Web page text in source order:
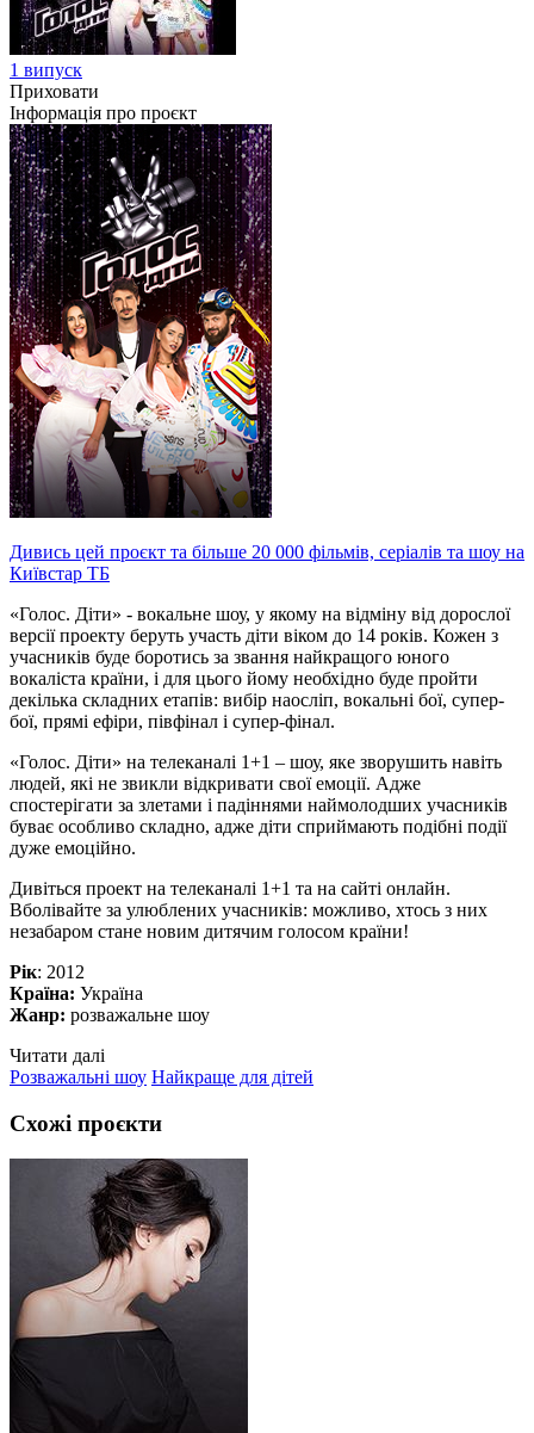
1 випуск
Приховати
Інформація про проєкт
Дивись цей проєкт та більше 20 000 фільмів, серіалів та шоу на
Київстар ТБ
«Голос. Діти» - вокальне шоу, у якому на відміну від дорослої
версії проекту беруть участь діти віком до 14 років. Кожен з
учасників буде боротись за звання найкращого юного
вокаліста країни, і для цього йому необхідно буде пройти
декілька складних етапів: вибір наосліп, вокальні бої, супер-
бої, прямі ефіри, півфінал і супер-фінал.
«Голос. Діти» на телеканалі 1+1 – шоу, яке зворушить навіть
людей, які не звикли відкривати свої емоції. Адже
спостерігати за злетами і падіннями наймолодших учасників
буває особливо складно, адже діти сприймають подібні події
дуже емоційно.
Дивіться проект на телеканалі 1+1 та на сайті онлайн.
Вболівайте за улюблених учасників: можливо, хтось з них
незабаром стане новим дитячим голосом країни!
Рік: 2012
Країна: Україна
Жанр: розважальне шоу
Читати далі
Розважальні шоу Найкраще для дітей
Схожі проєкти